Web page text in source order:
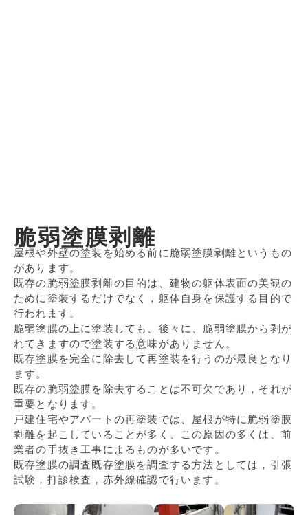
脆弱塗膜剥離
屋根や外壁の塗装を始める前に脆弱塗膜剥離というもの
があります。
既存の脆弱塗膜剥離の目的は、建物の躯体表面の美観の
ために塗装するだけでなく，躯体自身を保護する目的で
行われます。
脆弱塗膜の上に塗装しても、後々に、脆弱塗膜から剥が
れてきますので塗装する意味がありません。
既存塗膜を完全に除去して再塗装を行うのが最良となり
ます。
既存の脆弱塗膜を除去することは不可欠であり，それが
重要となります。
戸建住宅やアパートの再塗装では、屋根が特に脆弱塗膜
剥離を起こしていることが多く、この原因の多くは、前
業者の手抜き工事によるものが多いです。
既存塗膜の調査既存塗膜を調査する方法としては，引張
試験，打診検査，赤外線確認で行います。